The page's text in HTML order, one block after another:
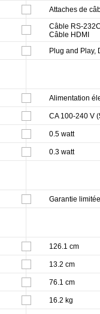
Attaches de
Câble RS-
Câble HDMI
Plug and Play,
Alimentation
CA 100-240 V
0.5 watt
0.3 watt
Garantie
126.1 cm
13.2 cm
76.1 cm
16.2 kg